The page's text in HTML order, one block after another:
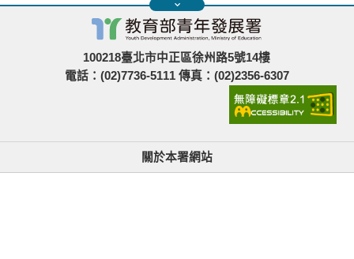
100218臺北市中正區徐州路5號14樓
電話：(02)7736-5111 傳真：(02)2356-6307
關於本署網站